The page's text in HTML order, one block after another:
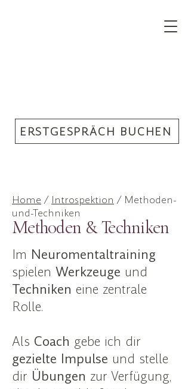
ERSTGESPRÄCH BUCHEN
Home / Introspektion / Methoden-
und-Techniken
Methoden & Techniken
Im Neuromentaltraining
spielen Werkzeuge und
Techniken eine zentrale
Rolle.
Als Coach gebe ich dir
gezielte Impulse und stelle
dir Übungen zur Verfügung,